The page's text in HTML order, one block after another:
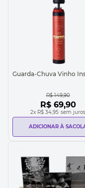
Guarda-Chuva Vinho
R$ 149,90
R$ 69,90
2x R$ 34,95 sem juros
ADICIONAR À